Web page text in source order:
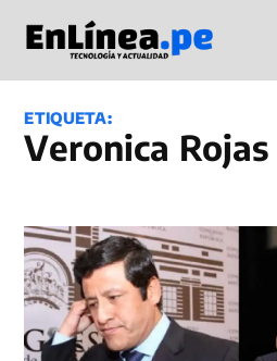
contenido
en
ETIQUETA:
Veronica Rojas